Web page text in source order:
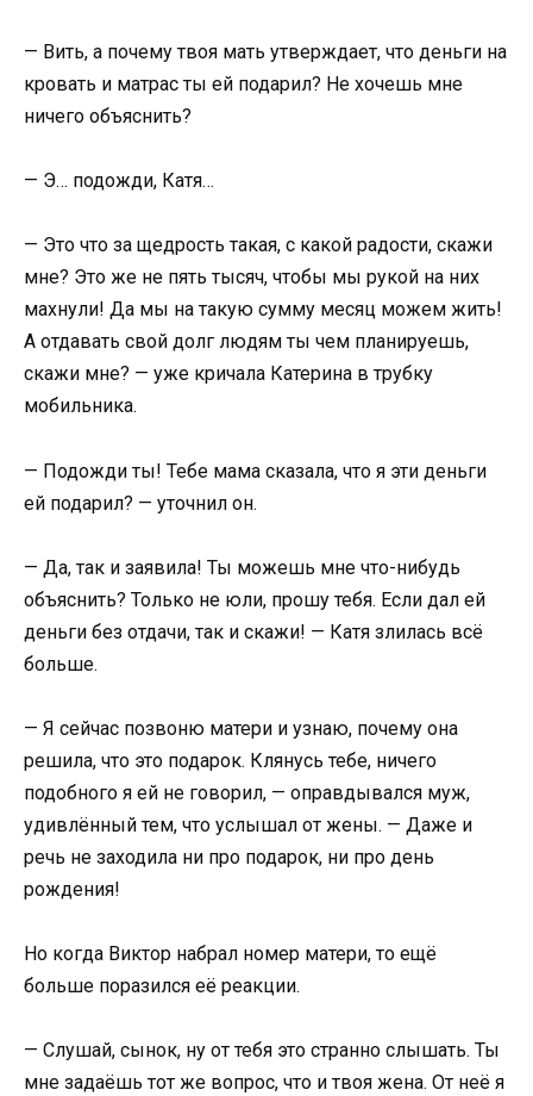
— Вить, а почему твоя мать утверждает, что деньги на
кровать и матрас ты ей подарил? Не хочешь мне
ничего объяснить?
— Э… подожди, Катя…
— Это что за щедрость такая, с какой радости, скажи
мне? Это же не пять тысяч, чтобы мы рукой на них
махнули! Да мы на такую сумму месяц можем жить!
А отдавать свой долг людям ты чем планируешь,
скажи мне? — уже кричала Катерина в трубку
мобильника.
— Подожди ты! Тебе мама сказала, что я эти деньги
ей подарил? — уточнил он.
— Да, так и заявила! Ты можешь мне что-нибудь
объяснить? Только не юли, прошу тебя. Если дал ей
деньги без отдачи, так и скажи! — Катя злилась всё
больше.
— Я сейчас позвоню матери и узнаю, почему она
решила, что это подарок. Клянусь тебе, ничего
подобного я ей не говорил, — оправдывался муж,
удивлённый тем, что услышал от жены. — Даже и
речь не заходила ни про подарок, ни про день
рождения!
Но когда Виктор набрал номер матери, то ещё
больше поразился её реакции.
— Слушай, сынок, ну от тебя это странно слышать. Ты
мне задаёшь тот же вопрос, что и твоя жена. От неё я